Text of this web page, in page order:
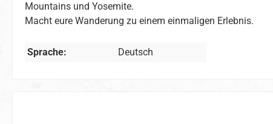
Mountains und Yosemite.
Macht eure Wanderung zu einem einmaligen Erlebnis.
Sprache: Deutsch